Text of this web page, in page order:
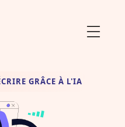
GRÂCE À L'IA